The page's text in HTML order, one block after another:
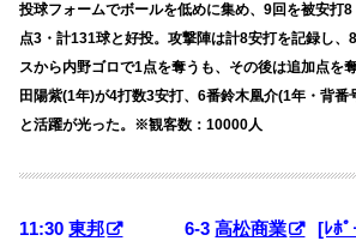
投球フォームでボールを低めに集め、9回を被安打
点3・計131球と好投。攻撃陣は計8安打を記録し、
スから内野ゴロで1点を奪うも、その後は追加点を
田陽紫(1年)が4打数3安打、6番鈴木凰介(1年・背
と活躍が光った。※観客数：10000人
11:30東邦 6-3高松商業
[ﾚﾎﾟ